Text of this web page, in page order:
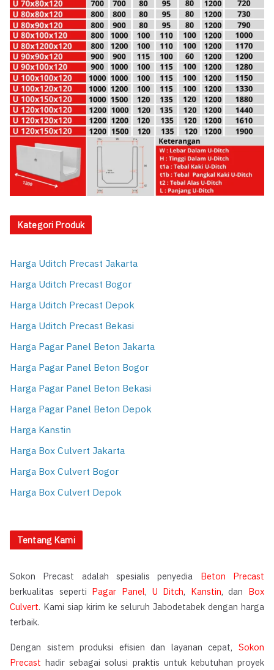
Kategori Produk
Harga Uditch Precast Jakarta
Harga Uditch Precast Bogor
Harga Uditch Precast Depok
Harga Uditch Precast Bekasi
Harga Pagar Panel Beton Jakarta
Harga Pagar Panel Beton Bogor
Harga Pagar Panel Beton Bekasi
Harga Pagar Panel Beton Depok
Harga Kanstin
Harga Box Culvert Jakarta
Harga Box Culvert Bogor
Harga Box Culvert Depok
Tentang Kami
Sokon Precast adalah spesialis penyedia Beton Precast
berkualitas seperti Pagar Panel, U Ditch, Kanstin, dan Box
Culvert. Kami siap kirim ke seluruh Jabodetabek dengan harga
terbaik.
Dengan sistem produksi efisien dan layanan cepat, Sokon
Precast hadir sebagai solusi praktis untuk kebutuhan proyek